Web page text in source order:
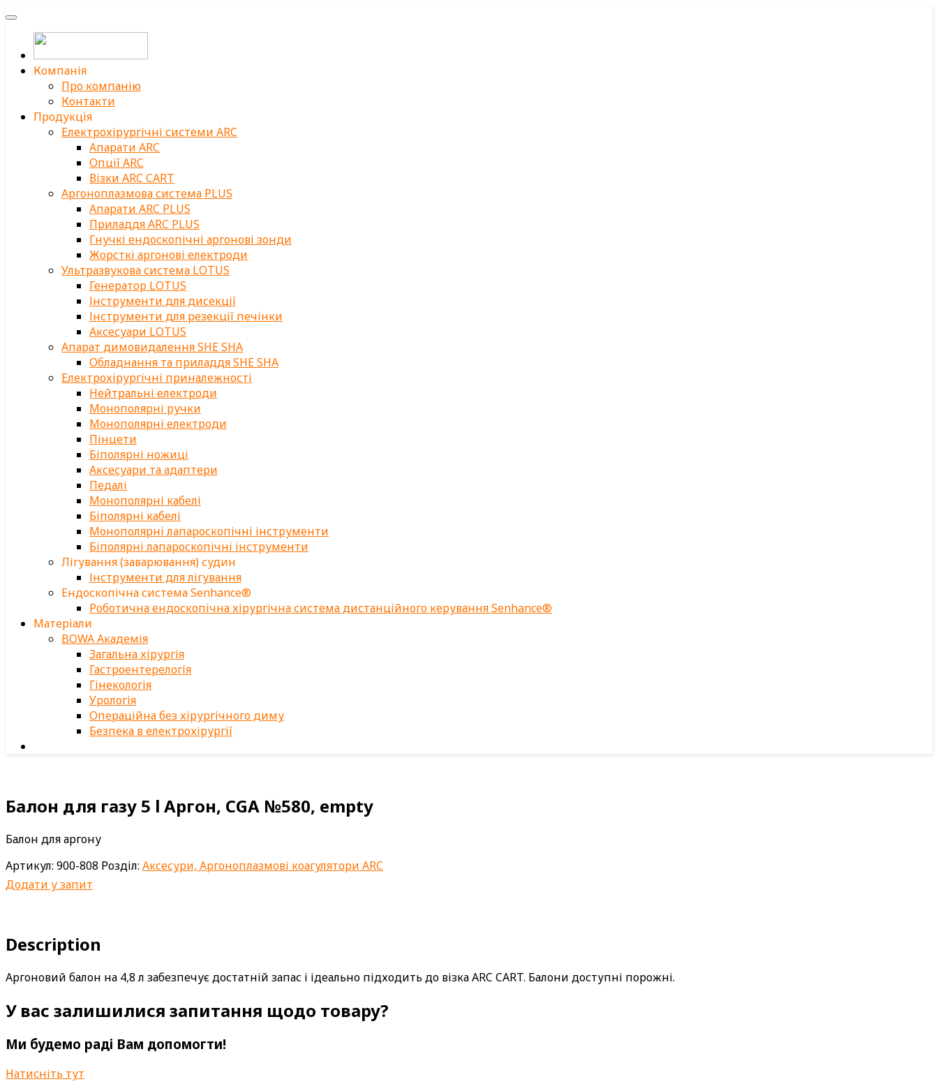
Компанія
Про компанію
Контакти
Продукція
Електрохірургічні системи ARC
Апарати ARC
Опції ARC
Візки ARC CART
Аргоноплазмова система PLUS
Апарати ARC PLUS
Приладдя ARC PLUS
Гнучкі ендоскопічні аргонові зонди
Жорсткі аргонові електроди
Ультразвукова система LOTUS
Генератор LOTUS
Інструменти для дисекції
Інструменти для резекції печінки
Аксесуари LOTUS
Апарат димовидалення SHE SHA
Обладнання та приладдя SHE SHA
Електрохірургічні приналежності
Нейтральні електроди
Монополярні ручки
Монополярні електроди
Пінцети
Біполярні ножиці
Аксесуари та адаптери
Педалі
Монополярні кабелі
Біполярні кабелі
Монополярні лапароскопічні інструменти
Біполярні лапароскопічні інструменти
Лігування (заварювання) судин
Інструменти для лігування
Ендоскопічна система Senhance®
Роботична ендоскопічна хірургічна система дистанційного керування Senhance®
Матеріали
BOWA Академія
Загальна хірургія
Гастроентерелогія
Гінекологія
Урологія
Операційна без хірургічного диму
Безпека в електрохірургії
Балон для газу 5 l Аргон, CGA №580, empty
Балон для аргону
Артикул: 900-808 Розділ: Аксесури, Аргоноплазмові коагулятори ARC
Додати у запит
Description
Аргоновий балон на 4,8 л забезпечує достатній запас і ідеально підходить до візка ARC CART. Балони доступні порожні.
У вас залишилися запитання щодо товару?
Ми будемо раді Вам допомогти!
Натисніть тут